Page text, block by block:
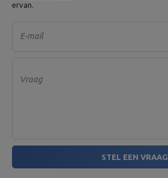
ervan.
E-mail
Vraag
STEL EEN VRAAG